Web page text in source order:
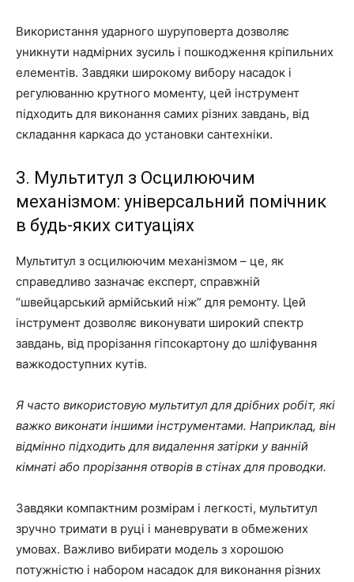
Використання ударного шуруповерта дозволяє
уникнути надмірних зусиль і пошкодження кріпильних
елементів. Завдяки широкому вибору насадок і
регулюванню крутного моменту, цей інструмент
підходить для виконання самих різних завдань, від
складання каркаса до установки сантехніки.
3. Мультитул з Осцилюючим
механізмом: універсальний помічник
в будь-яких ситуаціях
Мультитул з осцилюючим механізмом – це, як
справедливо зазначає експерт, справжній
“швейцарський армійський ніж” для ремонту. Цей
інструмент дозволяє виконувати широкий спектр
завдань, від прорізання гіпсокартону до шліфування
важкодоступних кутів.
Я часто використовую мультитул для дрібних робіт, які
важко виконати іншими інструментами. Наприклад, він
відмінно підходить для видалення затірки у ванній
кімнаті або прорізання отворів в стінах для проводки.
Завдяки компактним розмірам і легкості, мультитул
зручно тримати в руці і маневрувати в обмежених
умовах. Важливо вибирати модель з хорошою
потужністю і набором насадок для виконання різних